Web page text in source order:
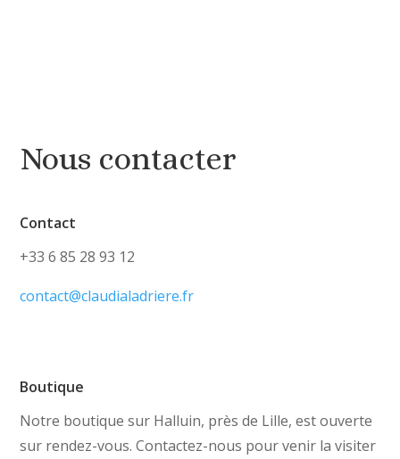
Nous contacter
Contact
+33 6 85 28 93 12
contact@claudialadriere.fr
Boutique
Notre boutique sur Halluin, près de Lille, est ouverte
sur rendez-vous. Contactez-nous pour venir la visiter